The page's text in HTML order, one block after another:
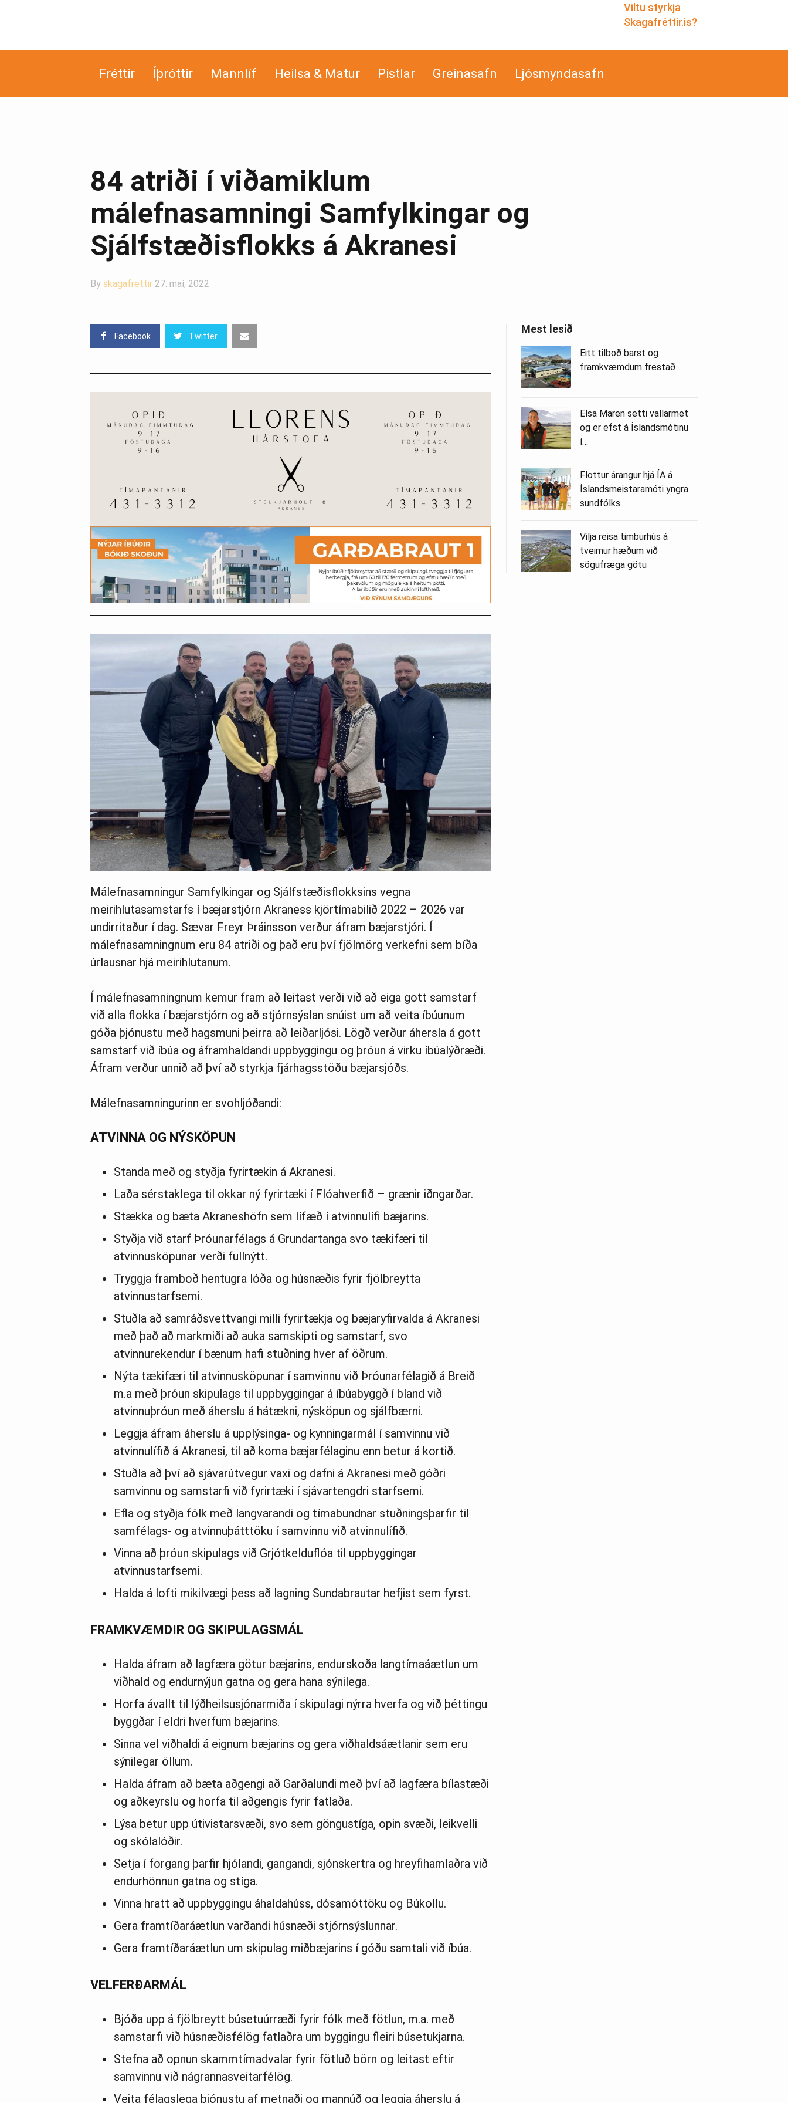
Viltu styrkja
Skagafréttir.is?
Fréttir Íþróttir Mannlíf Heilsa & Matur Pistlar Greinasafn Ljósmyndasafn
84 atriði í viðamiklum
málefnasamningi Samfylkingar og
Sjálfstæðisflokks á Akranesi
By skagafrettir 27. maí, 2022
Facebook Twitter
Málefnasamningur Samfylkingar og Sjálfstæðisflokksins vegna
meirihlutasamstarfs í bæjarstjórn Akraness kjörtímabilið 2022 – 2026 var
undirritaður í dag. Sævar Freyr Þráinsson verður áfram bæjarstjóri. Í
málefnasamningnum eru 84 atriði og það eru því fjölmörg verkefni sem bíða
úrlausnar hjá meirihlutanum.
Í málefnasamningnum kemur fram að leitast verði við að eiga gott samstarf
við alla flokka í bæjarstjórn og að stjórnsýslan snúist um að veita íbúunum
góða þjónustu með hagsmuni þeirra að leiðarljósi. Lögð verður áhersla á gott
samstarf við íbúa og áframhaldandi uppbyggingu og þróun á virku íbúalýðræði.
Áfram verður unnið að því að styrkja fjárhagsstöðu bæjarsjóðs.
Málefnasamningurinn er svohljóðandi:
ATVINNA OG NÝSKÖPUN
Standa með og styðja fyrirtækin á Akranesi.
Laða sérstaklega til okkar ný fyrirtæki í Flóahverfið – grænir iðngarðar.
Stækka og bæta Akraneshöfn sem lífæð í atvinnulífi bæjarins.
Styðja við starf Þróunarfélags á Grundartanga svo tækifæri til
atvinnusköpunar verði fullnýtt.
Tryggja framboð hentugra lóða og húsnæðis fyrir fjölbreytta
atvinnustarfsemi.
Stuðla að samráðsvettvangi milli fyrirtækja og bæjaryfirvalda á Akranesi
með það að markmiði að auka samskipti og samstarf, svo
atvinnurekendur í bænum hafi stuðning hver af öðrum.
Nýta tækifæri til atvinnusköpunar í samvinnu við Þróunarfélagið á Breið
m.a með þróun skipulags til uppbyggingar á íbúabyggð í bland við
atvinnuþróun með áherslu á hátækni, nýsköpun og sjálfbærni.
Leggja áfram áherslu á upplýsinga- og kynningarmál í samvinnu við
atvinnulífið á Akranesi, til að koma bæjarfélaginu enn betur á kortið.
Stuðla að því að sjávarútvegur vaxi og dafni á Akranesi með góðri
samvinnu og samstarfi við fyrirtæki í sjávartengdri starfsemi.
Efla og styðja fólk með langvarandi og tímabundnar stuðningsþarfir til
samfélags- og atvinnuþátttöku í samvinnu við atvinnulífið.
Vinna að þróun skipulags við Grjótkelduflóa til uppbyggingar
atvinnustarfsemi.
Halda á lofti mikilvægi þess að lagning Sundabrautar hefjist sem fyrst.
FRAMKVÆMDIR OG SKIPULAGSMÁL
Halda áfram að lagfæra götur bæjarins, endurskoða langtímaáætlun um
viðhald og endurnýjun gatna og gera hana sýnilega.
Horfa ávallt til lýðheilsusjónarmiða í skipulagi nýrra hverfa og við þéttingu
byggðar í eldri hverfum bæjarins.
Sinna vel viðhaldi á eignum bæjarins og gera viðhaldsáætlanir sem eru
sýnilegar öllum.
Halda áfram að bæta aðgengi að Garðalundi með því að lagfæra bílastæði
og aðkeyrslu og horfa til aðgengis fyrir fatlaða.
Lýsa betur upp útivistarsvæði, svo sem göngustíga, opin svæði, leikvelli
og skólalóðir.
Setja í forgang þarfir hjólandi, gangandi, sjónskertra og hreyfihamlaðra við
endurhönnun gatna og stíga.
Vinna hratt að uppbyggingu áhaldahúss, dósamóttöku og Búkollu.
Gera framtíðaráætlun varðandi húsnæði stjórnsýslunnar.
Gera framtíðaráætlun um skipulag miðbæjarins í góðu samtali við íbúa.
VELFERÐARMÁL
Bjóða upp á fjölbreytt búsetuúrræði fyrir fólk með fötlun, m.a. með
samstarfi við húsnæðisfélög fatlaðra um byggingu fleiri búsetukjarna.
Stefna að opnun skammtímadvalar fyrir fötluð börn og leitast eftir
samvinnu við nágrannasveitarfélög.
Veita félagslega þjónustu af metnaði og mannúð og leggja áherslu á
Mest lesið
Eitt tilboð barst og
framkvæmdum frestað
Elsa Maren setti vallarmet
og er efst á Íslandsmótinu
í…
Flottur árangur hjá ÍA á
Íslandsmeistaramóti yngra
sundfólks
Vilja reisa timburhús á
tveimur hæðum við
sögufræga götu